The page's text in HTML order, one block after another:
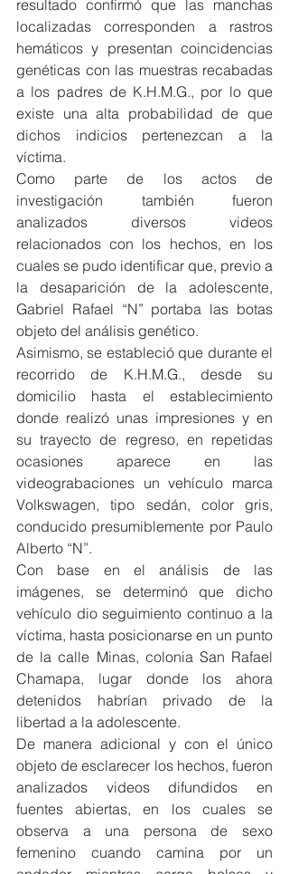
resultado confirmó que las manchas
localizadas corresponden a rastros
hemáticos y presentan coincidencias
genéticas con las muestras recabadas
a los padres de K.H.M.G., por lo que
existe una alta probabilidad de que
dichos indicios pertenezcan a la
víctima.
Como parte de los actos de
investigación también fueron
analizados diversos videos
relacionados con los hechos, en los
cuales se pudo identificar que, previo a
la desaparición de la adolescente,
Gabriel Rafael “N” portaba las botas
objeto del análisis genético.
Asimismo, se estableció que durante el
recorrido de K.H.M.G., desde su
domicilio hasta el establecimiento
donde realizó unas impresiones y en
su trayecto de regreso, en repetidas
ocasiones aparece en las
videograbaciones un vehículo marca
Volkswagen, tipo sedán, color gris,
conducido presumiblemente por Paulo
Alberto “N”.
Con base en el análisis de las
imágenes, se determinó que dicho
vehículo dio seguimiento continuo a la
víctima, hasta posicionarse en un punto
de la calle Minas, colonia San Rafael
Chamapa, lugar donde los ahora
detenidos habrían privado de la
libertad a la adolescente.
De manera adicional y con el único
objeto de esclarecer los hechos, fueron
analizados videos difundidos en
fuentes abiertas, en los cuales se
observa a una persona de sexo
femenino cuando camina por un